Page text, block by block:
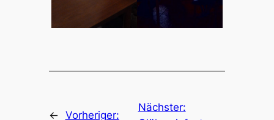
← Vorheriger:
Nächster: